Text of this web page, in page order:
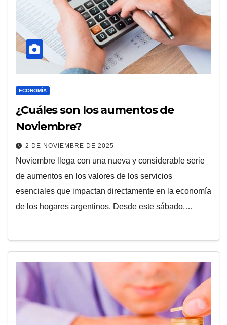
ECONOMÍA
¿Cuáles son los aumentos de
Noviembre?
2 DE NOVIEMBRE DE 2025
Noviembre llega con una nueva y considerable serie
de aumentos en los valores de los servicios
esenciales que impactan directamente en la economía
de los hogares argentinos. Desde este sábado,…